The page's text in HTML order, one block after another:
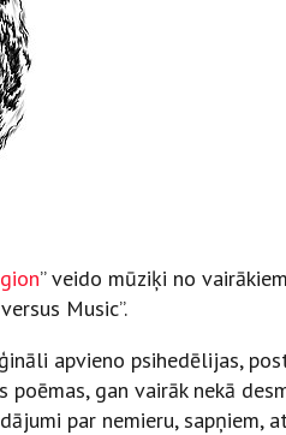
” veido mūziķi no
Music”.
apvieno psihedēlijas,
gan vairāk nekā
par nemieru, sapņiem,